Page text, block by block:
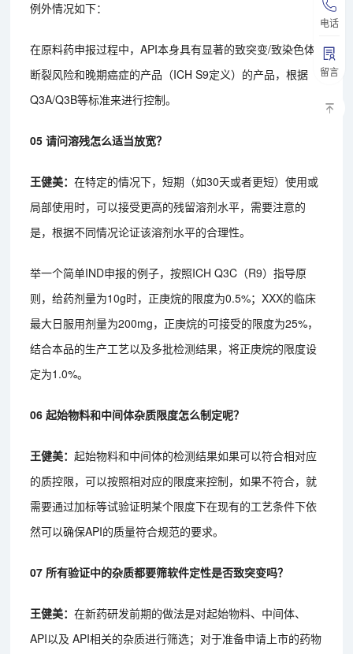
电话
留言
例外情况如下：
在原料药申报过程中，API本身具有显著的致突变/致染色体
断裂风险和晚期癌症的产品（ICH S9定义）的产品，根据
Q3A/Q3B等标准来进行控制。
05 请问溶残怎么适当放宽？
王健美：在特定的情况下，短期（如30天或者更短）使用或
局部使用时，可以接受更高的残留溶剂水平，需要注意的
是，根据不同情况论证该溶剂水平的合理性。
举一个简单IND申报的例子，按照ICH Q3C（R9）指导原
则，给药剂量为10g时，正庚烷的限度为0.5%；XXX的临床
最大日服用剂量为200mg，正庚烷的可接受的限度为25%，
结合本品的生产工艺以及多批检测结果，将正庚烷的限度设
定为1.0%。
06 起始物料和中间体杂质限度怎么制定呢？
王健美：起始物料和中间体的检测结果如果可以符合相对应
的质控限，可以按照相对应的限度来控制，如果不符合，就
需要通过加标等试验证明某个限度下在现有的工艺条件下依
然可以确保API的质量符合规范的要求。
07 所有验证中的杂质都要筛软件定性是否致突变吗？
王健美：在新药研发前期的做法是对起始物料、中间体、
API以及 API相关的杂质进行筛选；对于准备申请上市的药物